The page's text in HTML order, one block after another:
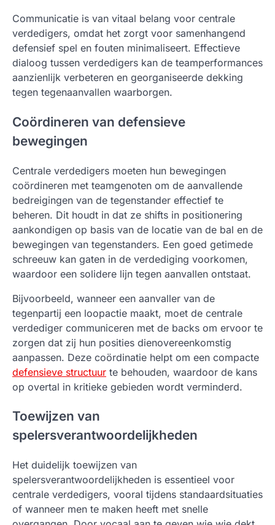
Communicatie is van vitaal belang voor centrale
verdedigers, omdat het zorgt voor samenhangend
defensief spel en fouten minimaliseert. Effectieve
dialoog tussen verdedigers kan de teamperformances
aanzienlijk verbeteren en georganiseerde dekking
tegen tegenaanvallen waarborgen.
Coördineren van defensieve
bewegingen
Centrale verdedigers moeten hun bewegingen
coördineren met teamgenoten om de aanvallende
bedreigingen van de tegenstander effectief te
beheren. Dit houdt in dat ze shifts in positionering
aankondigen op basis van de locatie van de bal en de
bewegingen van tegenstanders. Een goed getimede
schreeuw kan gaten in de verdediging voorkomen,
waardoor een solidere lijn tegen aanvallen ontstaat.
Bijvoorbeeld, wanneer een aanvaller van de
tegenpartij een loopactie maakt, moet de centrale
verdediger communiceren met de backs om ervoor te
zorgen dat zij hun posities dienovereenkomstig
aanpassen. Deze coördinatie helpt om een compacte
defensieve structuur te behouden, waardoor de kans
op overtal in kritieke gebieden wordt verminderd.
Toewijzen van
spelersverantwoordelijkheden
Het duidelijk toewijzen van
spelersverantwoordelijkheden is essentieel voor
centrale verdedigers, vooral tijdens standaardsituaties
of wanneer men te maken heeft met snelle